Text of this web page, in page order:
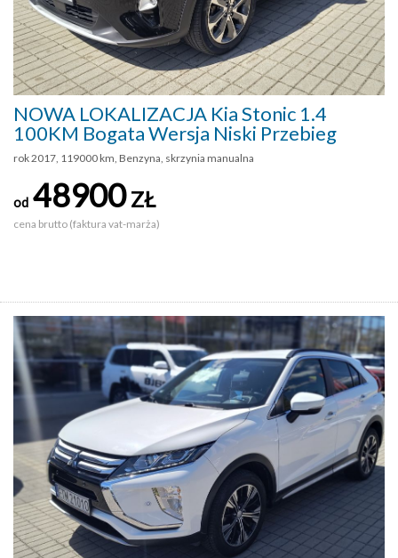
NOWA LOKALIZACJA Kia Stonic 1.4
100KM Bogata Wersja Niski Przebieg
rok 2017, 119000 km, Benzyna, skrzynia manualna
od 48900ZŁ
cena brutto (faktura vat-marża)